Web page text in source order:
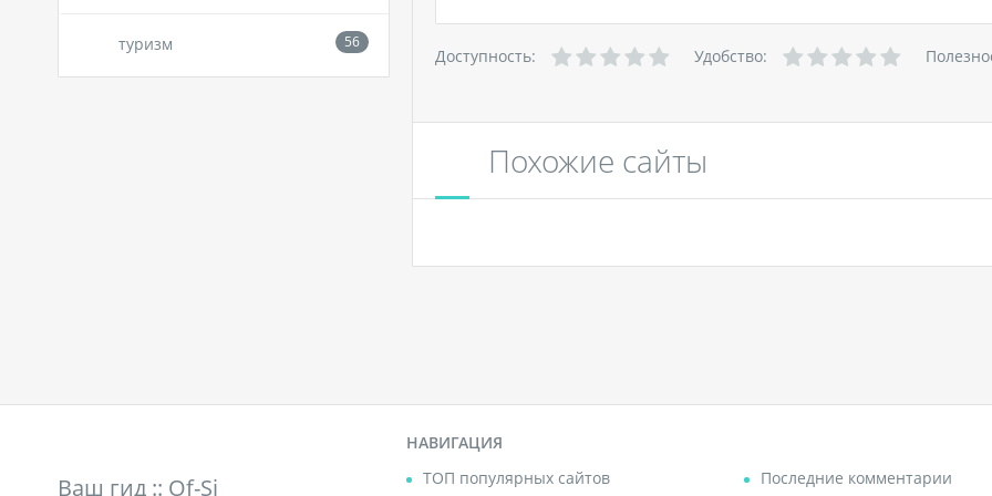
туризм
Доступность: Удобство:
Похожие сайты
Ваш гид :: Of-Si
НАВИГАЦИЯ
ТОП популярных сайтов
Последние комментарии